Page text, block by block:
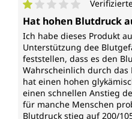
Durchschnittliche
Hat hohen Blutdruck
Ich habe dieses Produkt
Unterstützung dee
feststellen, dass es den
Wahrscheinlich durch
hat einen hohen
einen schnellen Anstieg
für manche Menschen
Blutdruck stieg auf 200/